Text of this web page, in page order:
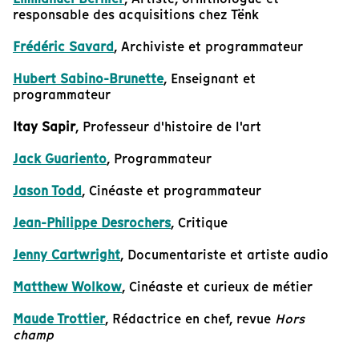
responsable des acquisitions chez Tënk
Frédéric Savard, Archiviste et programmateur
Hubert Sabino-Brunette, Enseignant et
programmateur
Itay Sapir, Professeur d'histoire de l'art
Jack Guariento, Programmateur
Jason Todd, Cinéaste et programmateur
Jean-Philippe Desrochers, Critique
Jenny Cartwright, Documentariste et artiste audio
Matthew Wolkow, Cinéaste et curieux de métier
Maude Trottier, Rédactrice en chef, revue Hors
champ